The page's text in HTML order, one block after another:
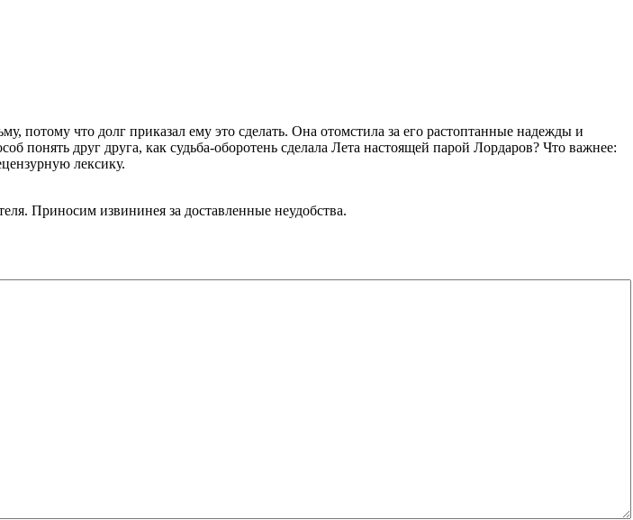
потому что долг приказал ему это сделать. Она отомстила за его растоптанные надежды и
друг друга, как судьба-оборотень сделала Лета настоящей парой Лордаров? Что важнее:
лексику.
Приносим извининея за доставленные неудобства.